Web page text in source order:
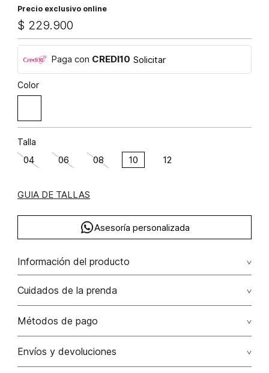
Precio exclusivo online
$ 229.900
Paga con CREDI10 Solicitar
Color
Talla
04 06 08 10 12
GUIA DE TALLAS
Asesoría personalizada
Información del producto
poliéster 97% elastano 3% 97.00% poliéster/polyester3.00%
elastano/elastane
Cuidados de la prenda
Lavado profesional en seco los tonos oscuros sueltan
No lavar
Métodos de pago
Tarjetas de crédito: Visa, Dinners, Master Card y American
Envíos y devoluciones